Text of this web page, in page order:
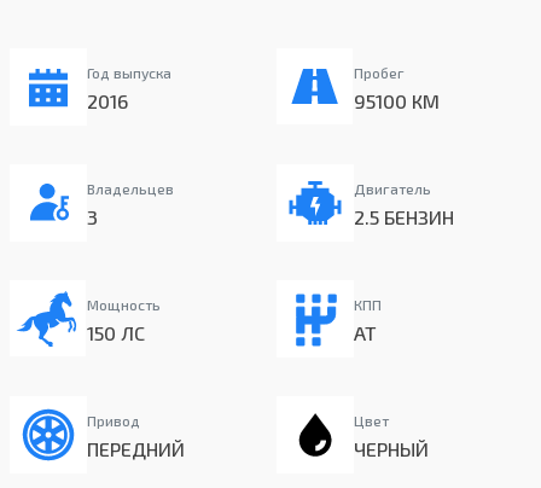
Год выпуска
2016
Пробег
95100 КМ
Владельцев
3
Двигатель
2.5 БЕНЗИН
Мощность
150 ЛС
КПП
AT
Привод
ПЕРЕДНИЙ
Цвет
ЧЕРНЫЙ